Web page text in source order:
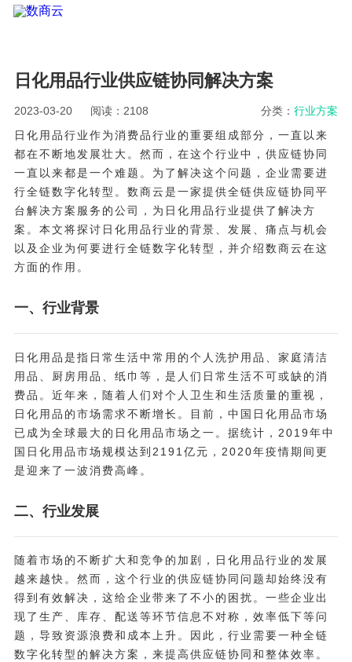
日化用品行业供应链协同解决方案
2023-03-20 阅读：2108 分类：行业方案
日化用品行业作为消费品行业的重要组成部分，一直以来
都在不断地发展壮大。然而，在这个行业中，供应链协同
一直以来都是一个难题。为了解决这个问题，企业需要进
行全链数字化转型。数商云是一家提供全链供应链协同平
台解决方案服务的公司，为日化用品行业提供了解决方
案。本文将探讨日化用品行业的背景、发展、痛点与机会
以及企业为何要进行全链数字化转型，并介绍数商云在这
方面的作用。
一、行业背景
日化用品是指日常生活中常用的个人洗护用品、家庭清洁
用品、厨房用品、纸巾等，是人们日常生活不可或缺的消
费品。近年来，随着人们对个人卫生和生活质量的重视，
日化用品的市场需求不断增长。目前，中国日化用品市场
已成为全球最大的日化用品市场之一。据统计，2019年中
国日化用品市场规模达到2191亿元，2020年疫情期间更
是迎来了一波消费高峰。
二、行业发展
随着市场的不断扩大和竞争的加剧，日化用品行业的发展
越来越快。然而，这个行业的供应链协同问题却始终没有
得到有效解决，这给企业带来了不小的困扰。一些企业出
现了生产、库存、配送等环节信息不对称，效率低下等问
题，导致资源浪费和成本上升。因此，行业需要一种全链
数字化转型的解决方案，来提高供应链协同和整体效率。